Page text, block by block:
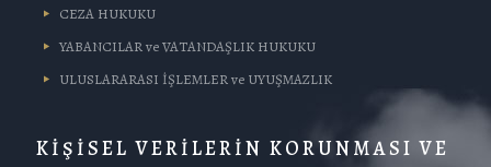
CEZA HUKUKU
YABANCILAR ve VATANDAŞLIK HUKUKU
ULUSLARARASI İŞLEMLER ve UYUŞMAZLIK
KİŞİSEL VERİLERİN KORUNMASI VE